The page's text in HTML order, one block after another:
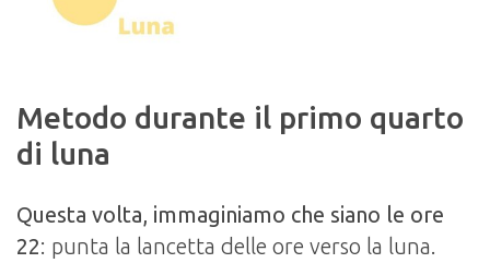
Metodo durante il primo quarto
di luna
Questa volta, immaginiamo che siano le ore
22: punta la lancetta delle ore verso la luna.